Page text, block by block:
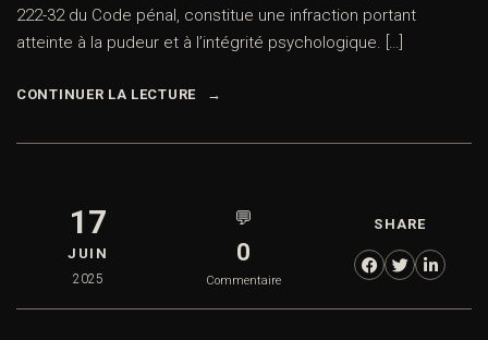
222-32 du Code pénal, constitue une infraction portant
atteinte à la pudeur et à l’intégrité psychologique. […]
CONTINUER LA LECTURE
17
JUIN
2025
💬
0
Commentaire
SHARE